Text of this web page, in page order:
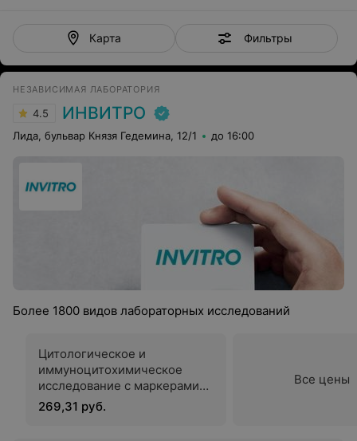
Карта Фильтры
НЕЗАВИСИМАЯ ЛАБОРАТОРИЯ
4.5 ИНВИТРО
Лида, бульвар Князя Гедемина, 12/1 до 16:00
Более 1800 видов лабораторных исследований
Цитологическое и
иммуноцитохимическое
исследование c маркерами
p16INK4a и Ki-67 для
подтверждения дисплазии в
269,31 руб.
Все цены